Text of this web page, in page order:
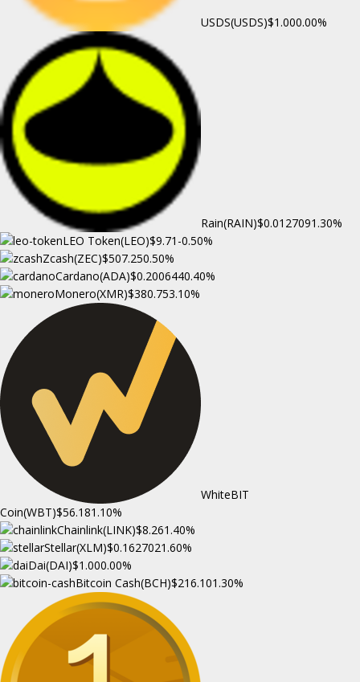
USDS(USDS)$1.000.00%
Rain(RAIN)$0.0127091.30%
LEO Token(LEO)$9.71 -0.50%
Zcash(ZEC)$507.250.50%
Cardano(ADA)$0.2006440.40%
Monero(XMR)$380.753.10%
WhiteBIT
Coin(WBT)$56.181.10%
Chainlink(LINK)$8.261.40%
Stellar(XLM)$0.1627021.60%
Dai(DAI)$1.000.00%
Bitcoin Cash(BCH)$216.101.30%